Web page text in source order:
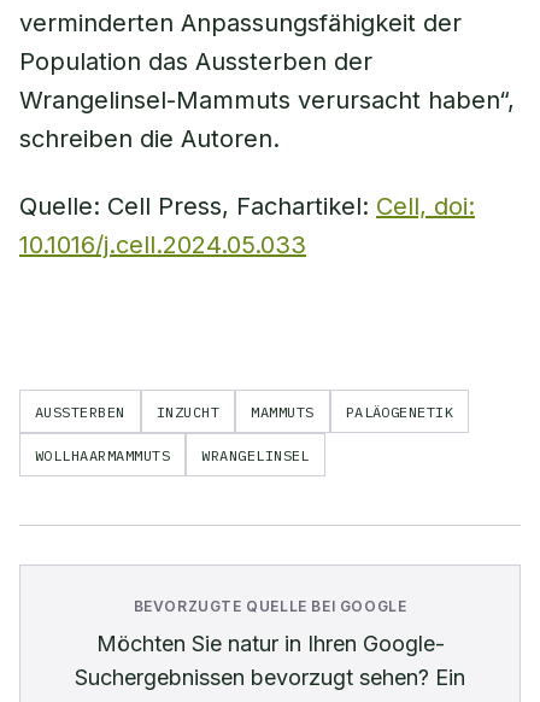
verminderten Anpassungsfähigkeit der
Population das Aussterben der
Wrangelinsel-Mammuts verursacht haben“,
schreiben die Autoren.
Quelle: Cell Press, Fachartikel: Cell, doi:
10.1016/j.cell.2024.05.033
AUSSTERBEN INZUCHT MAMMUTS PALÄOGENETIK
WOLLHAARMAMMUTS WRANGELINSEL
BEVORZUGTE QUELLE BEI GOOGLE
Möchten Sie naturin Ihren Google-
Suchergebnissen bevorzugt sehen? Ein